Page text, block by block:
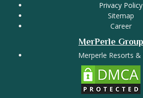
Privacy Policy
Sitemap
Career
MerPerle Group
Merperle Resorts &